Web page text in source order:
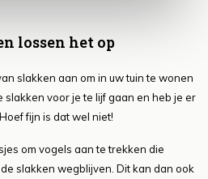
lossen het op
slakken aan om in uw tuin te wonen
slakken voor je te lijf gaan en heb je er
fijn is dat wel niet!
om vogels aan te trekken die
slakken wegblijven. Dit kan dan ook